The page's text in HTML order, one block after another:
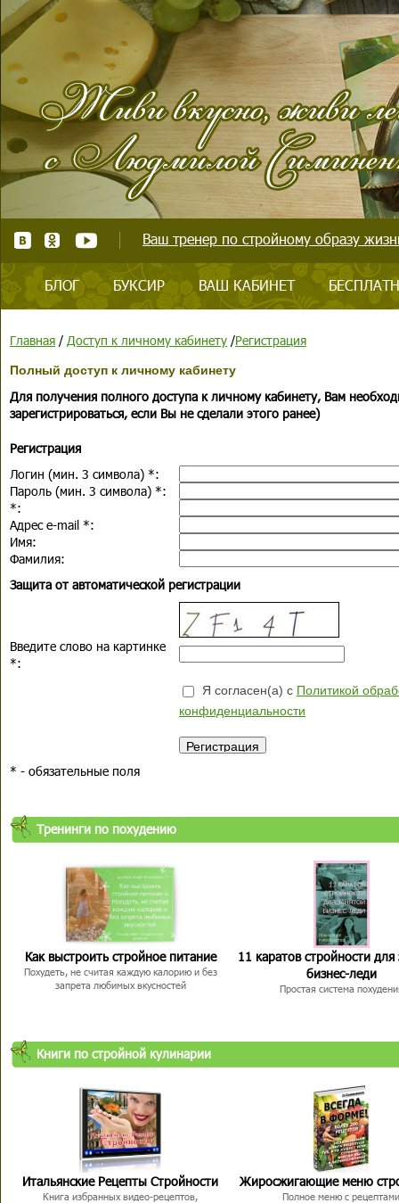
Ваш тренер по стройному образу
БЛОГ БУКСИР ВАШ КАБИНЕТ
Главная / Доступ к личному кабинету /Регистрация
Полный доступ к личному кабинету
Для получения полного доступа к личному кабинету, Вам
зарегистрироваться, если Вы не сделали этого ранее)
Регистрация
Логин (мин. 3 символа) *:
Пароль (мин. 3 символа) *:
*:
Адрес e-mail *:
Имя:
Фамилия:
Защита от автоматической регистрации
Введите слово на картинке
*:
Я согласен(а) с Политикой
конфиденциальности
* - обязательные поля
Тренинги по похудению
Как выстроить стройное питание
Похудеть, не считая каждую калорию и без
запрета любимых вкусностей
11 каратов стройности для
бизнес-леди
Простая система
Книги по стройной кулинарии
Итальянские Рецепты Стройности
Книга избранных видео-рецептов,
Жиросжигающие меню
Полное меню с рецептами